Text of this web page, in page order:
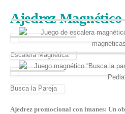
Ajedrez Magnético
Escalera Magnética
Busca la Pareja
Ajedrez promocional con imanes: Un